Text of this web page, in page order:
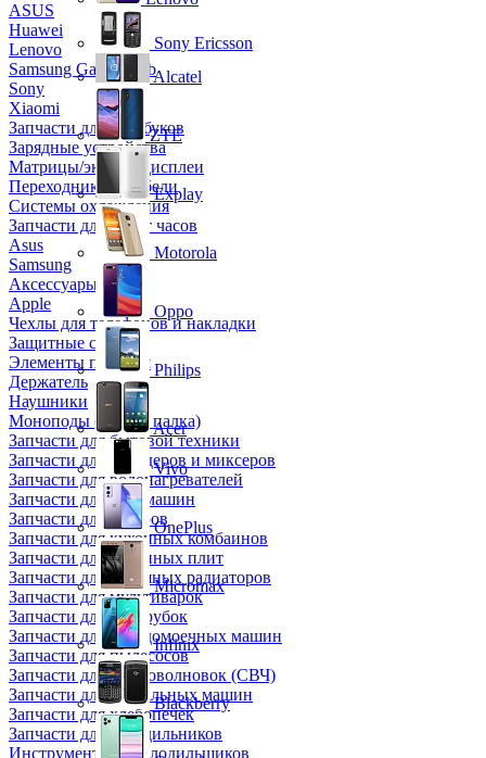
ASUS
Huawei
Lenovo
Samsung Galaxy Tab
Sony
Xiaomi
Запчасти для ноутбуков
Зарядные устройства
Матрицы/экраны/дисплеи
Переходники и кабели
Системы охлаждения
Запчасти для смарт часов
Asus
Samsung
Аксессуары
Apple
Чехлы для телефонов и накладки
Защитные стекла
Элементы питания
Держатель
Наушники
Моноподы (Селфи палка)
Запчасти для бытовой техники
Запчасти для блендеров и миксеров
Запчасти для водонагревателей
Запчасти для кофемашин
Запчасти для кулеров
Запчасти для кухонных комбаинов
Запчасти для кухонных плит
Запчасти для масляных радиаторов
Запчасти для мультиварок
Запчасти для мясорубок
Запчасти для посудомоечных машин
Запчасти для пылесосов
Запчасти для микроволновок (СВЧ)
Запчасти для стиральных машин
Запчасти для хлебопечек
Запчасти для холодильников
Инструмент для холодильщиков
Sony Ericsson
Alcatel
ZTE
Explay
Motorola
Oppo
Philips
Acer
Vivo
OnePlus
Micromax
Infinix
Blackberry